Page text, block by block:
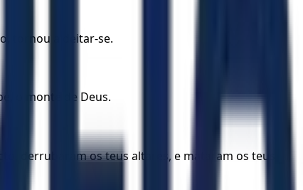
tornou a deitar-se.
o monte de Deus.
derrubaram os teus altares, e mataram os teus